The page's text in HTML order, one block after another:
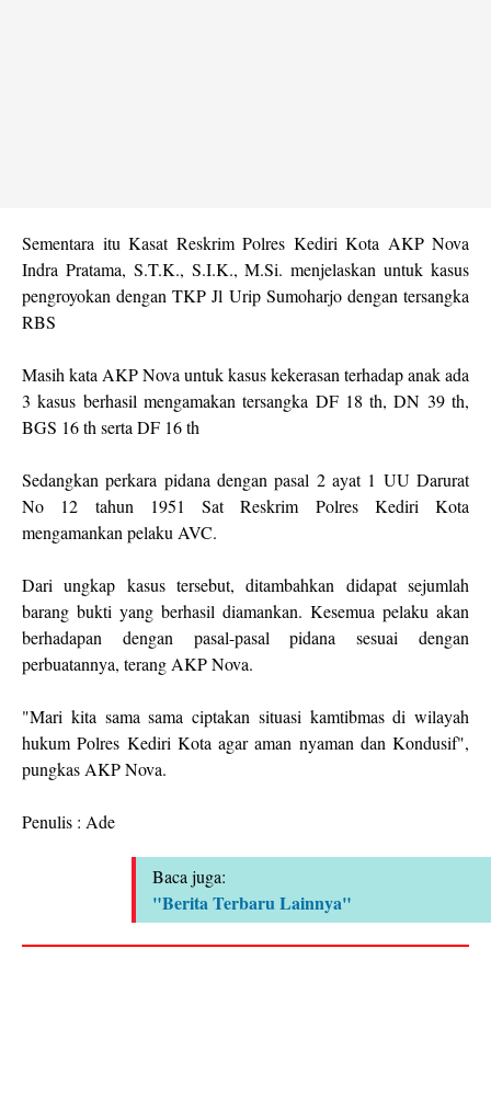
Sementara itu Kasat Reskrim Polres Kediri Kota AKP Nova
Indra Pratama, S.T.K., S.I.K., M.Si. menjelaskan untuk kasus
pengroyokan dengan TKP Jl Urip Sumoharjo dengan tersangka
RBS
Masih kata AKP Nova untuk kasus kekerasan terhadap anak ada
3 kasus berhasil mengamakan tersangka DF 18 th, DN 39 th,
BGS 16 th serta DF 16 th
Sedangkan perkara pidana dengan pasal 2 ayat 1 UU Darurat
No 12 tahun 1951 Sat Reskrim Polres Kediri Kota
mengamankan pelaku AVC.
Dari ungkap kasus tersebut, ditambahkan didapat sejumlah
barang bukti yang berhasil diamankan. Kesemua pelaku akan
berhadapan dengan pasal-pasal pidana sesuai dengan
perbuatannya, terang AKP Nova.
"Mari kita sama sama ciptakan situasi kamtibmas di wilayah
hukum Polres Kediri Kota agar aman nyaman dan Kondusif",
pungkas AKP Nova.
Penulis : Ade
Baca juga:
"Berita Terbaru Lainnya"